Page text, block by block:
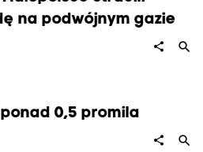
na podwójnym gazie
share search
0,5 promila
share search